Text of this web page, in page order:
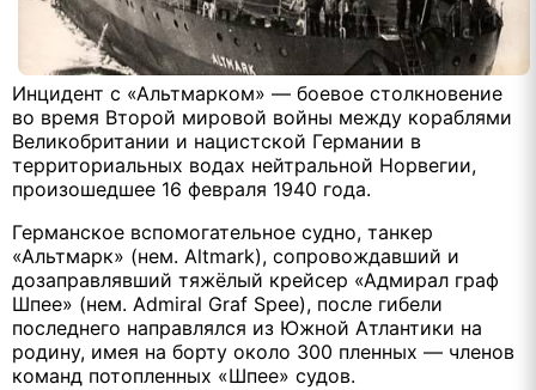
Инцидент с «Альтмарком» — боевое столкновение
во время Второй мировой войны между кораблями
Великобритании и нацистской Германии в
территориальных водах нейтральной Норвегии,
произошедшее 16 февраля 1940 года.
Германское вспомогательное судно, танкер
«Альтмарк» (нем. Altmark), сопровождавший и
дозаправлявший тяжёлый крейсер «Адмирал граф
Шпее» (нем. Admiral Graf Spee), после гибели
последнего направлялся из Южной Атлантики на
родину, имея на борту около 300 пленных — членов
команд потопленных «Шпее» судов.